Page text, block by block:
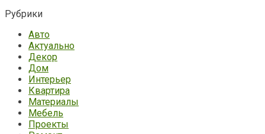
Рубрики
Авто
Актуально
Декор
Дом
Интерьер
Квартира
Материалы
Мебель
Проекты